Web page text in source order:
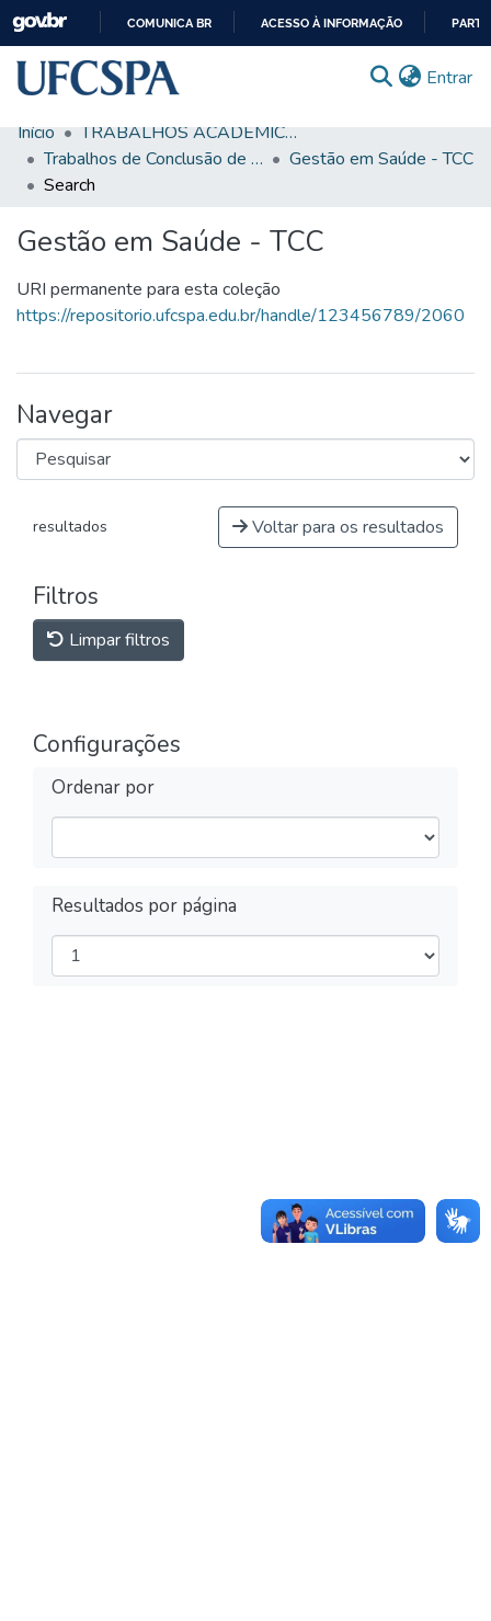
CONTEÚDO
COMUNICA BR ACESSO À INFORMAÇÃO
Entrar
Comunidades & Coleções
Busca Facetada
Estatísticas
Autoarquivamento
Sobre o RI-UFCSPA
FAQ
Ajuda
Início
TRABALHOS ACADÊMICOS
Trabalhos de Conclusão de Curso de Graduação
Gestão em Saúde - TCC
Search
Gestão em Saúde - TCC
URI permanente para esta coleção
https://repositorio.ufcspa.edu.br/handle/123456789/2060
Navegar
resultados Voltar para os resultados
Filtros
Limpar filtros
Configurações
Ordenar por
Resultados por página